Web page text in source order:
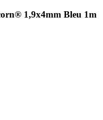
1,9x4mm Bleu 1m